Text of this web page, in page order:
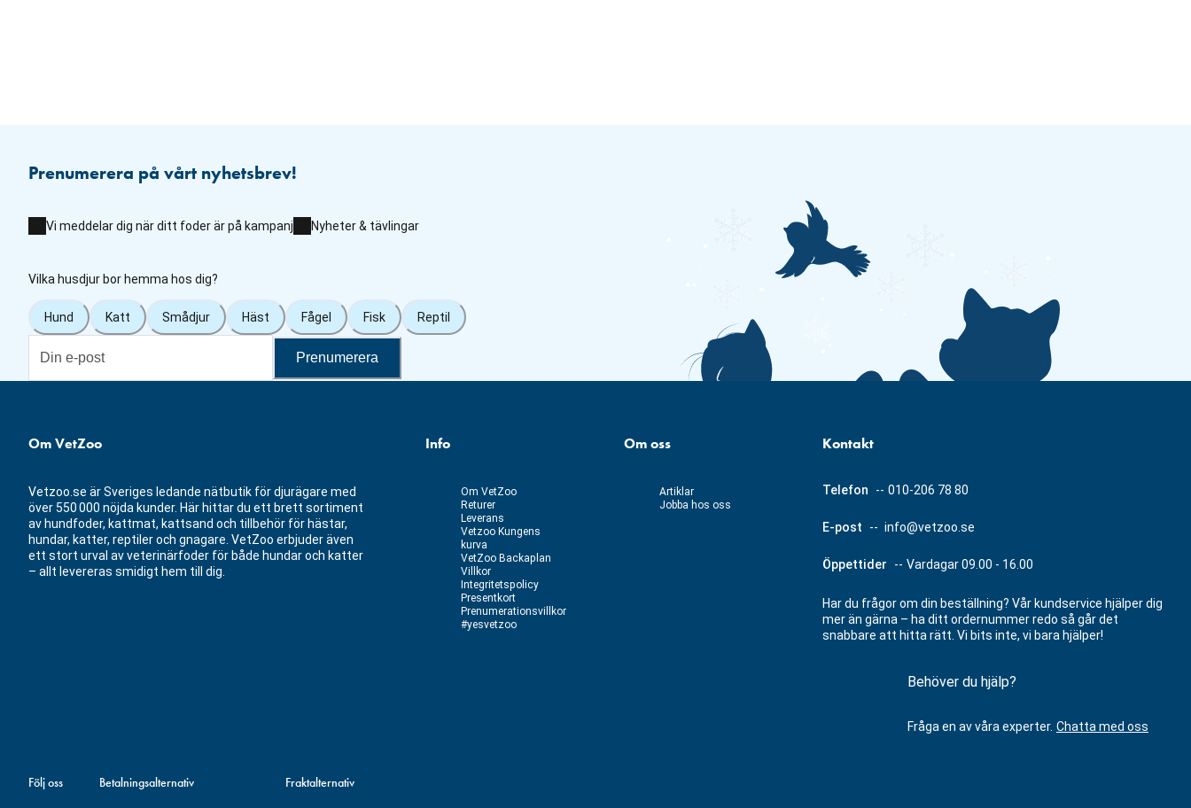
Prenumerera på vårt nyhetsbrev!
Vi meddelar dig när ditt foder är på kampanj Nyheter & tävlingar
Vilka husdjur bor hemma hos dig?
Hund Katt Smådjur Häst Fågel Fisk Reptil
Prenumerera
Om VetZoo
Vetzoo.se är Sveriges ledande nätbutik för djurägare med
över 550 000 nöjda kunder. Här hittar du ett brett sortiment
av hundfoder, kattmat, kattsand och tillbehör för hästar,
hundar, katter, reptiler och gnagare. VetZoo erbjuder även
ett stort urval av veterinärfoder för både hundar och katter
– allt levereras smidigt hem till dig.
Info
Om VetZoo
Returer
Leverans
Vetzoo Kungens
kurva
VetZoo Backaplan
Villkor
Integritetspolicy
Presentkort
Prenumerationsvillkor
#yesvetzoo
Om oss
Artiklar
Jobba hos oss
Kontakt
Telefon -- 010-206 78 80
E-post -- info@vetzoo.se
Öppettider -- Vardagar 09.00 - 16.00
Har du frågor om din beställning? Vår kundservice hjälper dig
mer än gärna – ha ditt ordernummer redo så går det
snabbare att hitta rätt. Vi bits inte, vi bara hjälper!
Behöver du hjälp?
Fråga en av våra experter. Chatta med oss
Följ oss Betalningsalternativ Fraktalternativ